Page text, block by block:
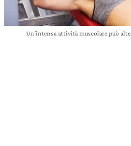
Un’intensa attività muscolare può